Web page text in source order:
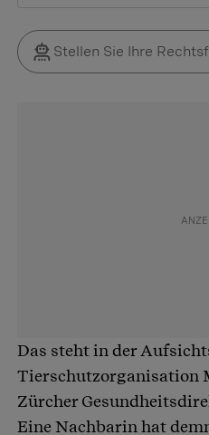
Das steht in der
Tierschutzorganisation
Zürcher
Eine Nachbarin hat